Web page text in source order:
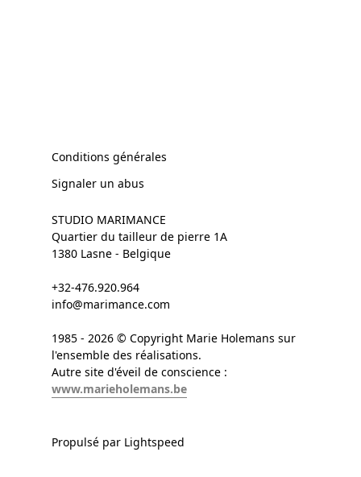
Conditions générales
Signaler un abus
STUDIO MARIMANCE
Quartier du tailleur de pierre 1A
1380 Lasne - Belgique
+32-476.920.964
info@marimance.com
1985 - 2026 © Copyright Marie Holemans sur
l'ensemble des réalisations.
Autre site d'éveil de conscience :
www.marieholemans.be
Propulsé par Lightspeed